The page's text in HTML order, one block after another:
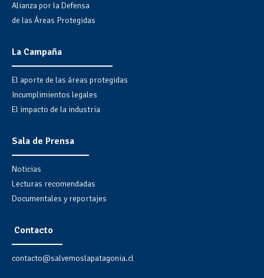
Alianza por la Defensa
de las Áreas Protegidas
La Campaña
El aporte de las áreas protegidas
Incumplimientos legales
El impacto de la industria
Sala de Prensa
Noticias
Lecturas recomendadas
Documentales y reportajes
Contacto
contacto@salvemoslapatagonia.cl